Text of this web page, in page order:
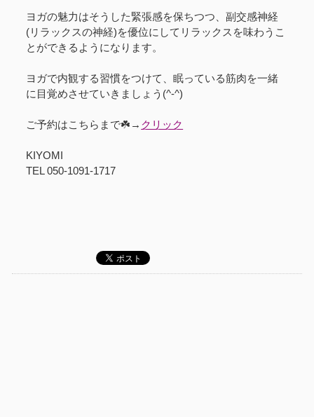
ヨガの魅力はそうした緊張感を保ちつつ、副交感神経
(リラックスの神経)を優位にしてリラックスを味わうこ
とができるようになります。
ヨガで内観する習慣をつけて、眠っている筋肉を一緒
に目覚めさせていきましょう(^-^)
ご予約はこちらまで☘️→ クリック
KIYOMI
TEL 050-1091-1717